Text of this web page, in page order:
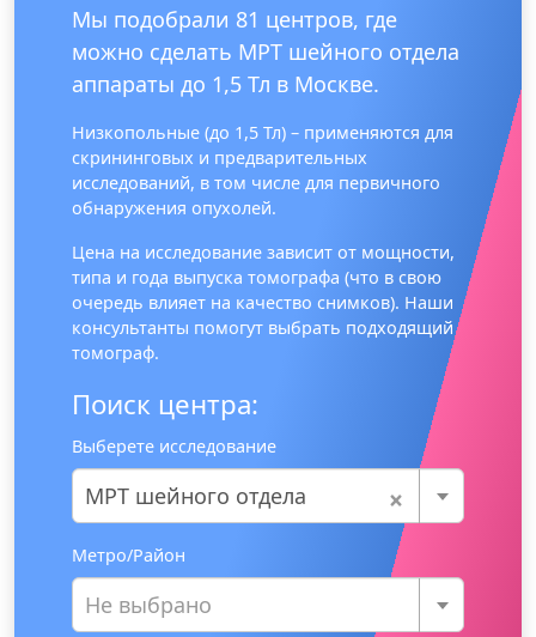
Мы подобрали 81 центров, где
можно сделать МРТ шейного отдела
аппараты до 1,5 Тл в Москве.
Низкопольные (до 1,5 Тл) – применяются для
скрининговых и предварительных
исследований, в том числе для первичного
обнаружения опухолей.
Цена на исследование зависит от мощности,
типа и года выпуска томографа (что в свою
очередь влияет на качество снимков). Наши
консультанты помогут выбрать подходящий
томограф.
Поиск центра:
Выберете исследование
×
МРТ шейного отдела
Метро/Район
Не выбрано